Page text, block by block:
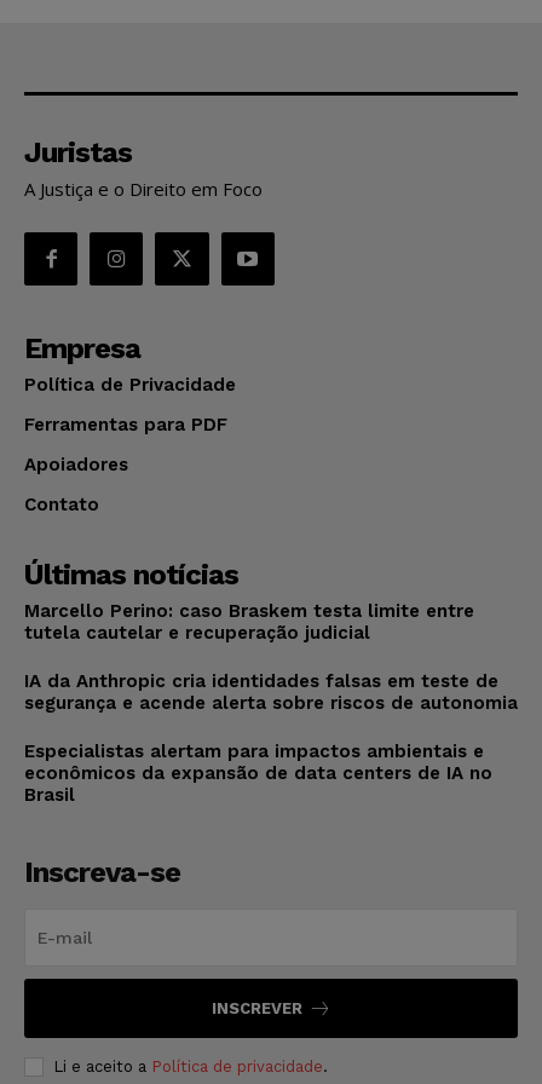
Juristas
A Justiça e o Direito em Foco
Empresa
Política de Privacidade
Ferramentas para PDF
Apoiadores
Contato
Últimas notícias
Marcello Perino: caso Braskem testa limite entre
tutela cautelar e recuperação judicial
IA da Anthropic cria identidades falsas em teste de
segurança e acende alerta sobre riscos de autonomia
Especialistas alertam para impactos ambientais e
econômicos da expansão de data centers de IA no
Brasil
Inscreva-se
INSCREVER
Li e aceito a Política de privacidade.